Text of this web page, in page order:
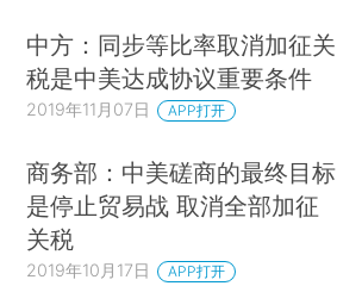
中方：同步等比率取消加征关
税是中美达成协议重要条件
2019年11月07日 APP打开
商务部：中美磋商的最终目标
是停止贸易战 取消全部加征
关税
2019年10月17日 APP打开